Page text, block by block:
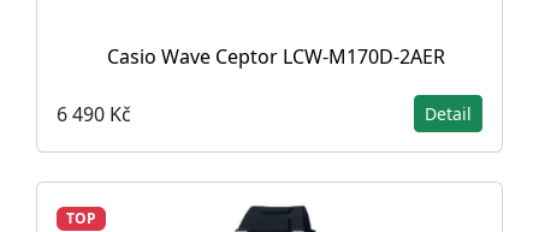
Casio Wave Ceptor LCW-M170D-2AER
6 490 Kč Detail
TOP